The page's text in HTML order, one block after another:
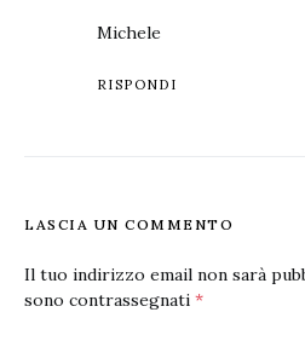
Michele
RISPONDI
LASCIA UN COMMENTO
Il tuo indirizzo email non sarà
sono contrassegnati *